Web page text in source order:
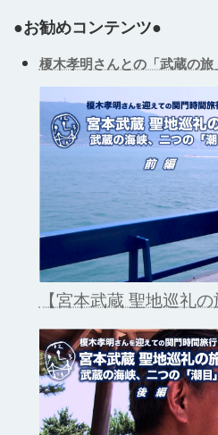
●お勧めコンテンツ●
榎木孝明さんとの「武蔵の旅
【宮本武蔵 聖地巡礼